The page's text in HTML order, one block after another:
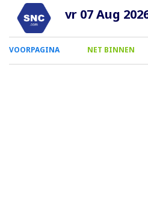
vr 07 Aug
0
Smartphone
VOORPAGINA NET BINNEN